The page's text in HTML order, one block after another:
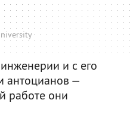
и с его
антоцианов —
работе они